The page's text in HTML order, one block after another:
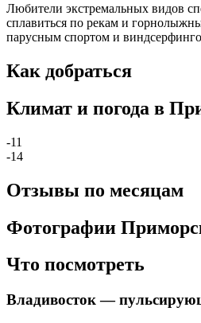
Любители экстремальных видов
сплавиться по рекам и
парусным спортом и
Как добраться
Климат и погода в
-11
-14
Отзывы по месяцам
Фотографии
Что посмотреть
Владивосток —